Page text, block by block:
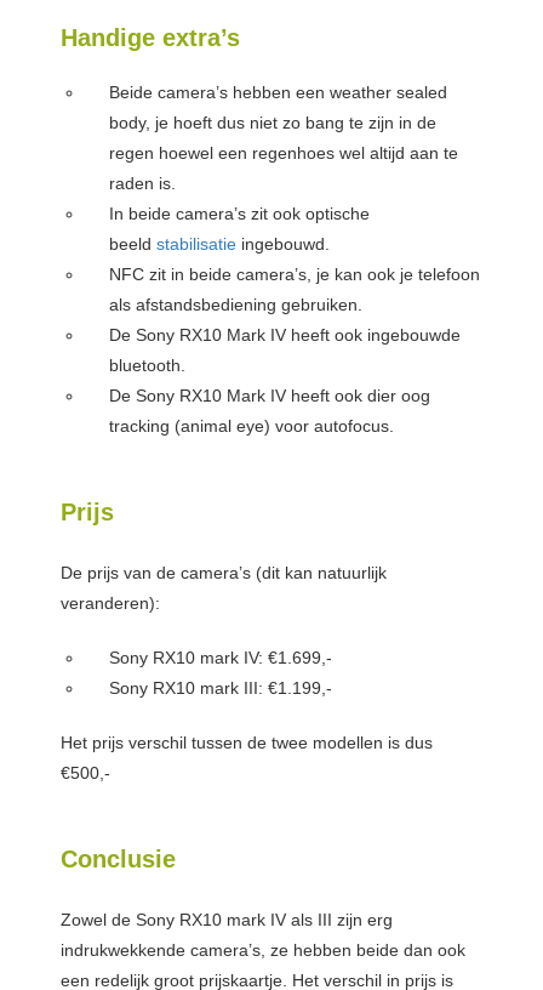
Handige extra’s
Beide camera’s hebben een weather sealed
body, je hoeft dus niet zo bang te zijn in de
regen hoewel een regenhoes wel altijd aan te
raden is.
In beide camera’s zit ook optische
beeld stabilisatie ingebouwd.
NFC zit in beide camera’s, je kan ook je telefoon
als afstandsbediening gebruiken.
De Sony RX10 Mark IV heeft ook ingebouwde
bluetooth.
De Sony RX10 Mark IV heeft ook dier oog
tracking (animal eye) voor autofocus.
Prijs
De prijs van de camera’s (dit kan natuurlijk
veranderen):
Sony RX10 mark IV: €1.699,-
Sony RX10 mark III: €1.199,-
Het prijs verschil tussen de twee modellen is dus
€500,-
Conclusie
Zowel de Sony RX10 mark IV als III zijn erg
indrukwekkende camera’s, ze hebben beide dan ook
een redelijk groot prijskaartje. Het verschil in prijs is